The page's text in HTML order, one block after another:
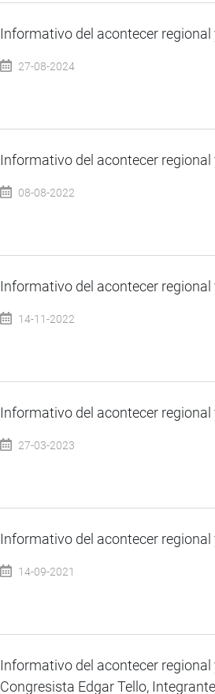
Informativo del acontecer regional
27-08-2024
Informativo del acontecer regional
08-08-2022
Informativo del acontecer regional
14-11-2022
Informativo del acontecer regional
27-03-2023
Informativo del acontecer regional
14-09-2021
Informativo del acontecer
Congresista Edgar Tello,